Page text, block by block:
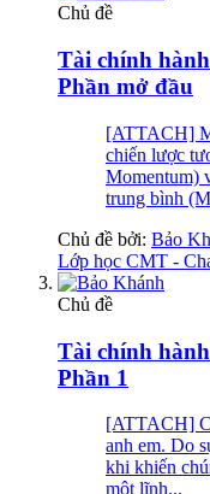
Chủ đề
Tài chính
Phần mở đầu
[ATTACH]
chiến lược
Momentum)
trung bình
Chủ đề bởi: Bảo
Lớp học CMT -
Chủ đề
Tài chính
Phần 1
[ATTACH]
anh em. Do
khi khiến
một lĩnh...